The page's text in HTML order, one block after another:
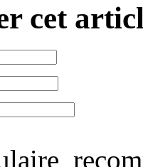
cet